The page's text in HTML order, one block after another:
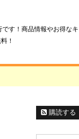
す！商品情報やお得な
！
購読する